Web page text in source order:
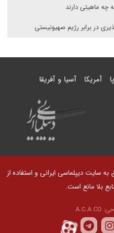
چه ماهیتی دارند
در برابر رژیم صهیونیستی
آمریکا آسیا و آفریقا
سایت دیپلماسی ایرانی و استفاده از
بلا مانع است.
A.C.A CO